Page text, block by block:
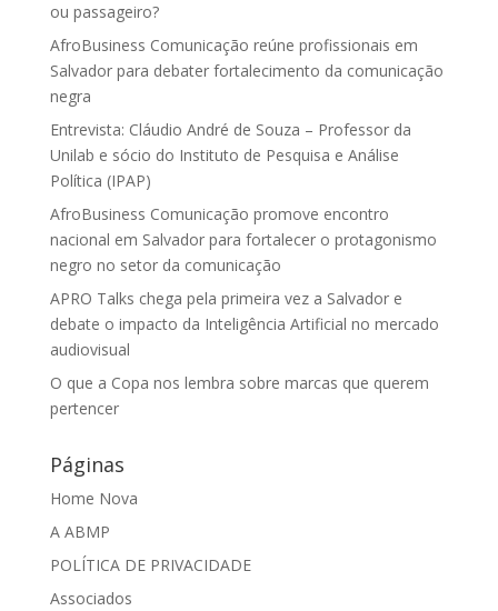
ou passageiro?
AfroBusiness Comunicação reúne profissionais em
Salvador para debater fortalecimento da comunicação
negra
Entrevista: Cláudio André de Souza – Professor da
Unilab e sócio do Instituto de Pesquisa e Análise
Política (IPAP)
AfroBusiness Comunicação promove encontro
nacional em Salvador para fortalecer o protagonismo
negro no setor da comunicação
APRO Talks chega pela primeira vez a Salvador e
debate o impacto da Inteligência Artificial no mercado
audiovisual
O que a Copa nos lembra sobre marcas que querem
pertencer
Páginas
Home Nova
A ABMP
POLÍTICA DE PRIVACIDADE
Associados